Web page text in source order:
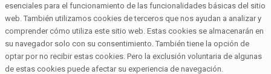
esenciales para el funcionamiento de las funcionalidades básicas del sitio
web. También utilizamos cookies de terceros que nos ayudan a analizar y
comprender cómo utiliza este sitio web. Estas cookies se almacenarán en
su navegador solo con su consentimiento. También tiene la opción de
optar por no recibir estas cookies. Pero la exclusión voluntaria de algunas
de estas cookies puede afectar su experiencia de navegación.